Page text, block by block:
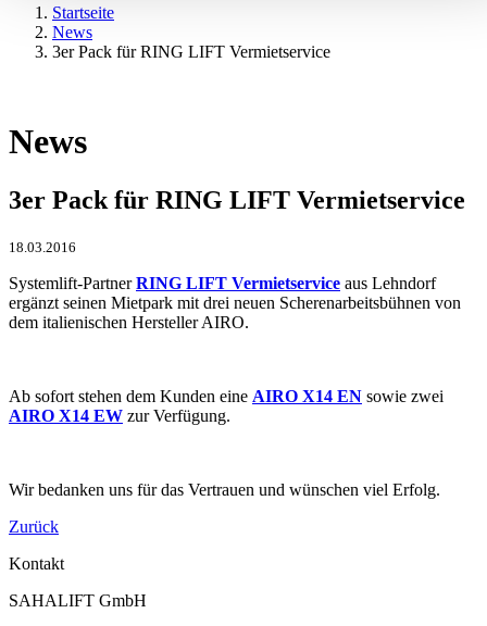
Startseite
News
3er Pack für RING LIFT Vermietservice
News
3er Pack für RING LIFT Vermietservice
18.03.2016
Systemlift-PartnerRING LIFT Vermietservice aus Lehndorf
ergänzt seinen Mietpark mit drei neuen Scherenarbeitsbühnen von
dem italienischen Hersteller AIRO.
Ab sofort stehen dem Kunden eine AIRO X14 EN sowie zwei
AIRO X14 EW zur Verfügung.
Wir bedanken uns für das Vertrauen und wünschen viel Erfolg.
Zurück
Kontakt
SAHALIFT GmbH